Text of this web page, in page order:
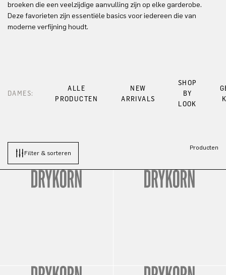
broeken die een veelzijdige aanvulling zijn op elke garderobe.
Deze favorieten zijn essentiële basics voor iedereen die van
moderne verfijning houdt.
DAMES:
ALLE
PRODUCTEN
NEW
ARRIVALS
SHOP
BY
LOOK
Filter & sorteren
Producten